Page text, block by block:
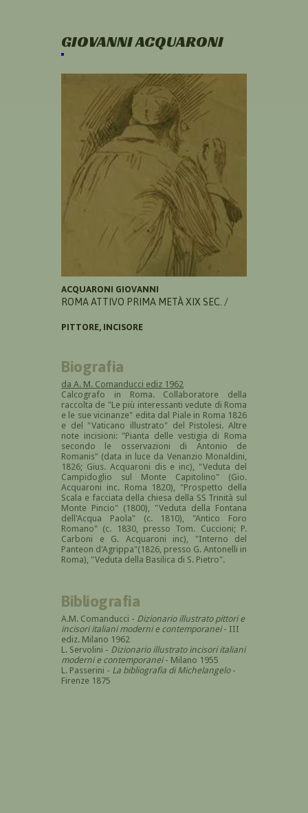
GIOVANNI ACQUARONI
ACQUARONI GIOVANNI
ROMA ATTIVO PRIMA METÀ XIX SEC. /
PITTORE, INCISORE
Biografia
da A. M. Comanducci ediz 1962
Calcografo in Roma. Collaboratore della
raccolta de "Le più interessanti vedute di Roma
e le sue vicinanze" edita dal Piale in Roma 1826
e del "Vaticano illustrato" del Pistolesi. Altre
note incisioni: "Pianta delle vestigia di Roma
secondo le osservazioni di Antonio de
Romanis" (data in luce da Venanzio Monaldini,
1826; Gius. Acquaroni dis e inc), "Veduta del
Campidoglio sul Monte Capitolino" (Gio.
Acquaroni inc. Roma 1820), "Prospetto della
Scala e facciata della chiesa della SS Trinità sul
Monte Pincio" (1800), "Veduta della Fontana
dell'Acqua Paola" (c. 1810), "Antico Foro
Romano" (c. 1830, presso Tom. Cuccioni; P.
Carboni e G. Acquaroni inc), "Interno del
Panteon d'Agrippa"(1826, presso G. Antonelli in
Roma), "Veduta della Basilica di S. Pietro".
Bibliografia
A.M. Comanducci - Dizionario illustrato pittori e
incisori italiani moderni e contemporanei- III
ediz. Milano 1962
L. Servolini - Dizionario illustrato incisori italiani
moderni e contemporanei- Milano 1955
L. Passerini - La bibliografia di Michelangelo-
Firenze 1875